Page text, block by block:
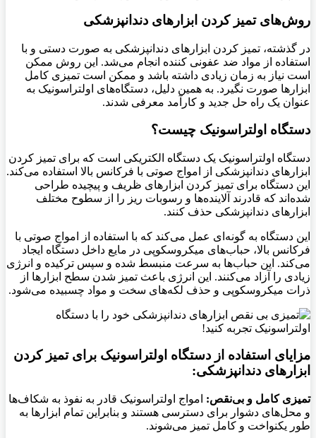
روش‌های تمیز کردن ابزارهای دندانپزشکی
در گذشته، تمیز کردن ابزارهای دندانپزشکی به صورت دستی و با
استفاده از مواد ضد عفونی‌ کننده انجام می‌شد. این روش ممکن
است نیاز به زمان زیادی داشته باشد و ممکن است تمیزی کامل
ابزارها صورت نگیرد. به همین دلیل، دستگاه‌های اولتراسونیک به
عنوان یک راه حل جدید و کارآمد معرفی شدند.
دستگاه اولتراسونیک چیست؟
دستگاه اولتراسونیک یک دستگاه الکتریکی است که برای تمیز کردن
ابزارهای دندانپزشکی از امواج صوتی با فرکانس بالا استفاده می‌کند.
این دستگاه برای تمیز کردن ابزارهای ظریف و پیچیده طراحی
شده‌اند که قادرند آلاینده‌ها و رسوبات ریز را از سطوح مختلف
ابزارهای دندانپزشکی حذف کنند.
این دستگاه به گونه‌ای عمل می‌کند که با استفاده از امواج صوتی با
فرکانس بالا، حباب‌های میکروسکوپی در مایع داخل دستگاه ایجاد
می‌کند. این حباب‌ها به سرعت منبسط شده و سپس ترکیده و انرژی
زیادی را آزاد می‌کنند. این انرژی باعث تمیز شدن سطح ابزارها از
ذرات میکروسکوپی و حذف لکه‌های سخت و مواد چسبیده می‌شود.
مزایای استفاده از دستگاه اولتراسونیک برای تمیز کردن
ابزارهای دندانپزشکی:
تمیزی کامل و بی‌نقص: امواج اولتراسونیک قادر به نفوذ به شکاف‌ها
و محل‌های دشوار برای دسترسی هستند و بنابراین تمام ابزارها به
طور یکنواخت و کامل تمیز می‌شوند.